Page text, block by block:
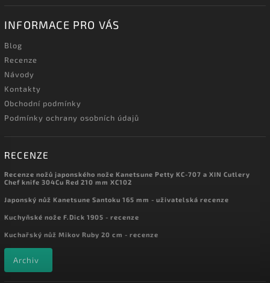
INFORMACE PRO VÁS
Blog
Recenze
Návody
Kontakty
Obchodní podmínky
Podmínky ochrany osobních údajů
RECENZE
Recenze nožů japonského nože Kanetsune Petty KC-707 a XIN Cutlery
Chef knife 304Cu Red 210 mm XC102
Japonský nůž Kanetsune Santoku 165 mm - uživatelská recenze
Kuchyňské nože F.Dick 1905 - recenze
Kuchařský nůž Mikov Ruby 20 cm - recenze
Archiv